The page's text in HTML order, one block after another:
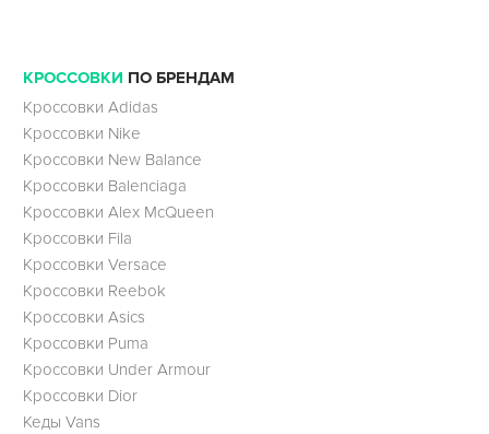
КРОССОВКИ ПО БРЕНДАМ
Кроссовки Adidas
Кроссовки Nike
Кроссовки New Balance
Кроссовки Balenciaga
Кроссовки Alex McQueen
Кроссовки Fila
Кроссовки Versace
Кроссовки Reebok
Кроссовки Asics
Кроссовки Puma
Кроссовки Under Armour
Кроссовки Dior
Кеды Vans